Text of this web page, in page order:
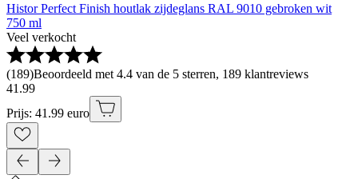
Histor Perfect Finish houtlak zijdeglans RAL 9010 gebroken wit
750 ml
Veel verkocht
(189)Beoordeeld met 4.4 van de 5 sterren, 189 klantreviews
41 .99
Prijs: 41.99 euro